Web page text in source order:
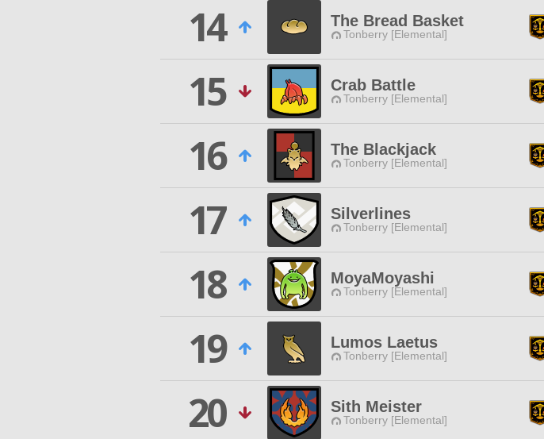
14
The Bread Basket
Tonberry [Elemental]
15
Crab Battle
Tonberry [Elemental]
16
The Blackjack
Tonberry [Elemental]
17
Silverlines
Tonberry [Elemental]
18
MoyaMoyashi
Tonberry [Elemental]
19
Lumos Laetus
Tonberry [Elemental]
20
Sith Meister
Tonberry [Elemental]